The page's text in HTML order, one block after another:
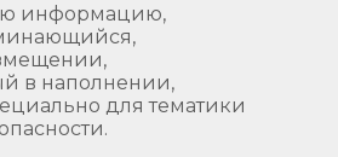
информацию,
в наполнении,
для тематики